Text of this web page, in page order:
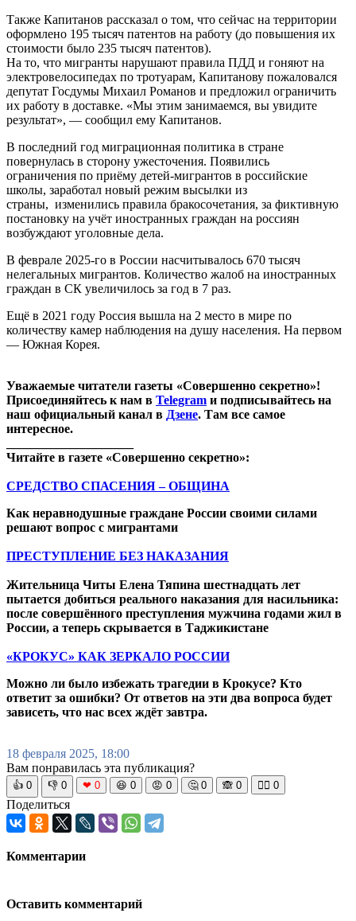
Также Капитанов рассказал о том, что сейчас на территории
оформлено 195 тысяч патентов на работу (до повышения их
стоимости было 235 тысяч патентов).
На то, что мигранты нарушают правила ПДД и гоняют на
электровелосипедах по тротуарам, Капитанову пожаловался
депутат Госдумы Михаил Романов и предложил ограничить
их работу в доставке. «Мы этим занимаемся, вы увидите
результат», — сообщил ему Капитанов.
В последний год миграционная политика в стране
повернулась в сторону ужесточения. Появились
ограничения по приёму детей-мигрантов в российские
школы, заработал новый режим высылки из
страны, изменились правила бракосочетания, за фиктивную
постановку на учёт иностранных граждан на россиян
возбуждают уголовные дела.
В феврале 2025-го в России насчитывалось 670 тысяч
нелегальных мигрантов. Количество жалоб на иностранных
граждан в СК увеличилось за год в 7 раз.
Ещё в 2021 году Россия вышла на 2 место в мире по
количеству камер наблюдения на душу населения. На первом
— Южная Корея.
Уважаемые читатели газеты «Совершенно секретно»!
Присоединяйтесь к нам в Telegram и подписывайтесь на
наш официальный канал в Дзене. Там все самое
интересное.
Читайте в газете «Совершенно секретно»:
СРЕДСТВО СПАСЕНИЯ – ОБЩИНА
Как неравнодушные граждане России своими силами
решают вопрос с мигрантами
ПРЕСТУПЛЕНИЕ БЕЗ НАКАЗАНИЯ
Жительница Читы Елена Тяпина шестнадцать лет
пытается добиться реального наказания для насильника:
после совершённого преступления мужчина годами жил в
России, а теперь скрывается в Таджикистане
«КРОКУС» КАК ЗЕРКАЛО РОССИИ
Можно ли было избежать трагедии в Крокусе? Кто
ответит за ошибки? От ответов на эти два вопроса будет
зависеть, что нас всех ждёт завтра.
18 февраля 2025, 18:00
Вам понравилась эта публикация?
👍 0 👎 0 ❤ 0 😆 0 😡 0 🤔 0 🙈 0 🧘‍♀️ 0
Поделиться
Комментарии
Оставить комментарий